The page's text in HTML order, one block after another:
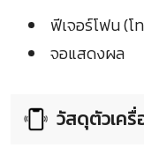
ฟีเจอร์โฟน (
จอแสดงผล
วัสดุตัวเค